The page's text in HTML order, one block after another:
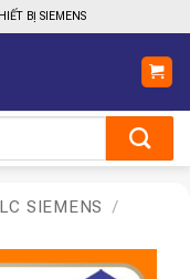
BỊ SIEMENS
SIEMENS
/